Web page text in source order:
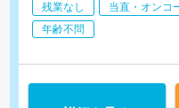
残業なし 当直・オンコ
年齢不問